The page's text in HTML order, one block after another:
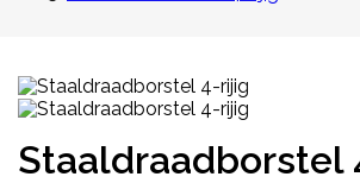
Staaldraadborstel